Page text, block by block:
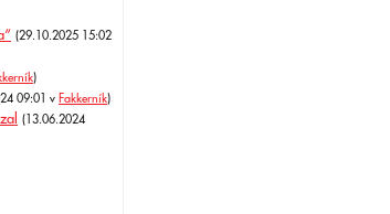
(29.10.2025 15:02
)
09:01 v Fakkerník)
(13.06.2024